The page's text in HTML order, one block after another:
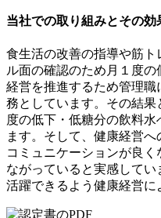
当社での取り組みとその効
食生活の改善の指導や筋
ル面の確認のため月１度
経営を推進するため管理
務としています。その結
度の低下・低糖分の飲料
ます。そして、健康経営
コミュニケーションが良
ながっていると実感して
活躍できるよう健康経営に